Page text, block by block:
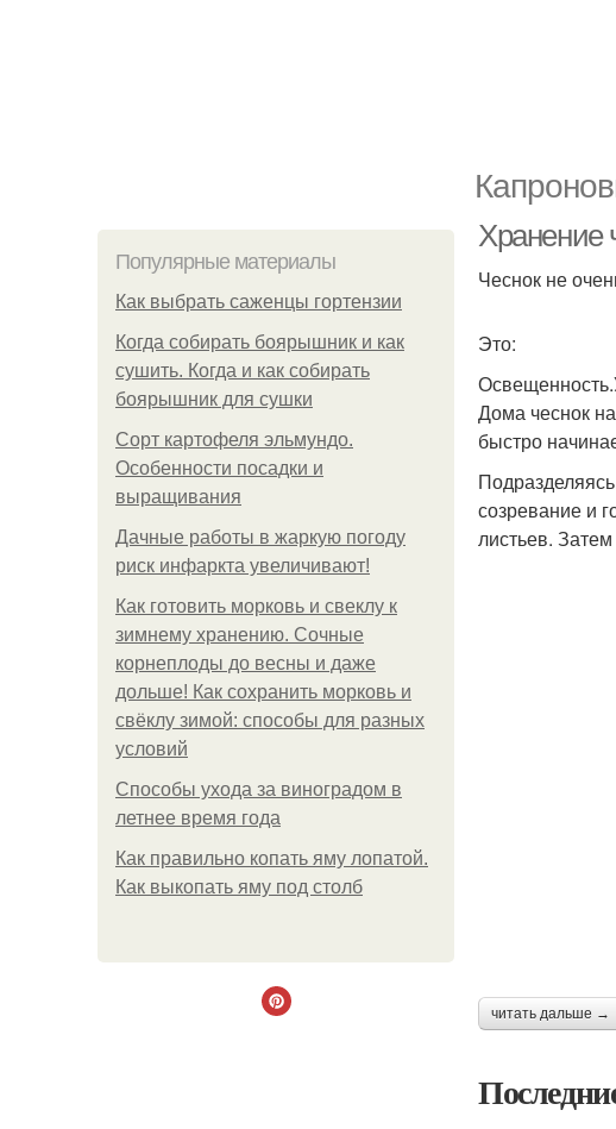
Популярные материалы
Как выбрать саженцы гортензии
Когда собирать боярышник и как
сушить. Когда и как собирать
боярышник для сушки
Сорт картофеля эльмундо.
Особенности посадки и
выращивания
Дачные работы в жаркую погоду
риск инфаркта увеличивают!
Как готовить морковь и свеклу к
зимнему хранению. Сочные
корнеплоды до весны и даже
дольше! Как сохранить морковь и
свёклу зимой: способы для разных
условий
Способы ухода за виноградом в
летнее время года
Как правильно копать яму лопатой.
Как выкопать яму под столб
Хранение
Чеснок не
Это:
Дома чеснок
быстро
созревание и
листьев.
читать дальше →